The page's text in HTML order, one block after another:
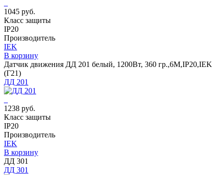
1045 руб.
Класс защиты
IP20
Производитель
IEK
В корзину
Датчик движения ДД 201 белый, 1200Вт, 360 гр.,6М,IP20,IEK
(Г21)
ДД 201
1238 руб.
Класс защиты
IP20
Производитель
IEK
В корзину
ДД 301
ДД 301